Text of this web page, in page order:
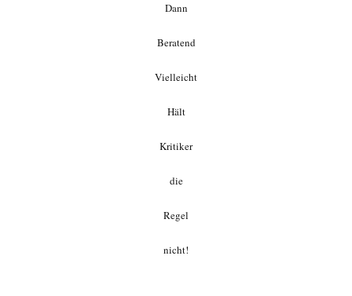
Dann
Beratend
Vielleicht
Hält
Kritiker
die
Regel
nicht!